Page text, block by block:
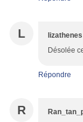
L lizathenes
Désolée
Répondre
R